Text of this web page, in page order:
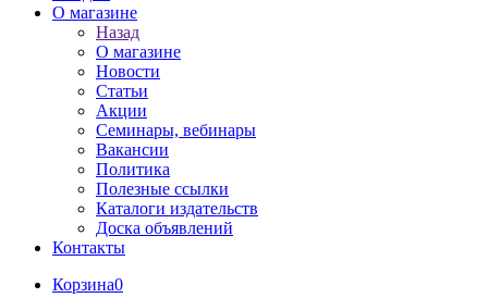
О магазине
Назад
О магазине
Новости
Статьи
Акции
Семинары, вебинары
Вакансии
Политика
Полезные ссылки
Каталоги издательств
Доска объявлений
Контакты
Корзина0